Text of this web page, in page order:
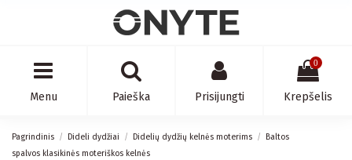
Menu Paieška Prisijungti
0
Krepšelis
Pagrindinis Dideli dydžiai Didelių dydžių kelnės moterims
Baltos
spalvos klasikinės moteriškos kelnės